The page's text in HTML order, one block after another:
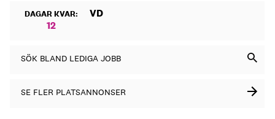
DAGAR KVAR:
12
VD
SÖK BLAND LEDIGA JOBB
SE FLER PLATSANNONSER